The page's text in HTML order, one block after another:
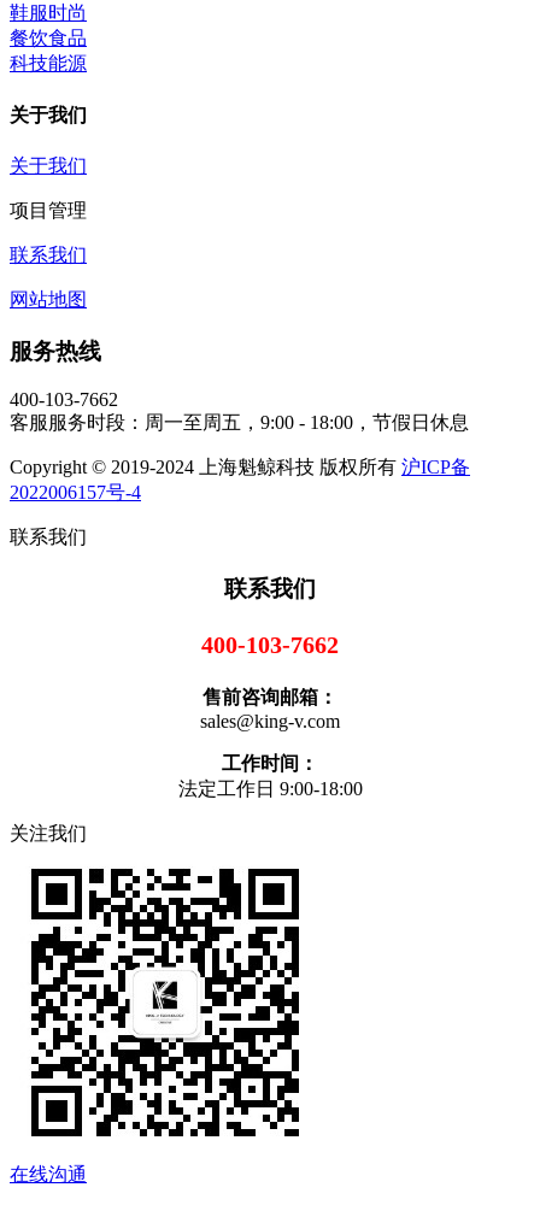
鞋服时尚
餐饮食品
科技能源
关于我们
关于我们
项目管理
联系我们
网站地图
服务热线
400-103-7662
客服服务时段：周一至周五，9:00 - 18:00，节假日休息
Copyright © 2019-2024 上海魁鲸科技 版权所有 沪ICP备
2022006157号-4
联系我们
联系我们
400-103-7662
售前咨询邮箱：
sales@king-v.com
工作时间：
法定工作日 9:00-18:00
关注我们
在线沟通